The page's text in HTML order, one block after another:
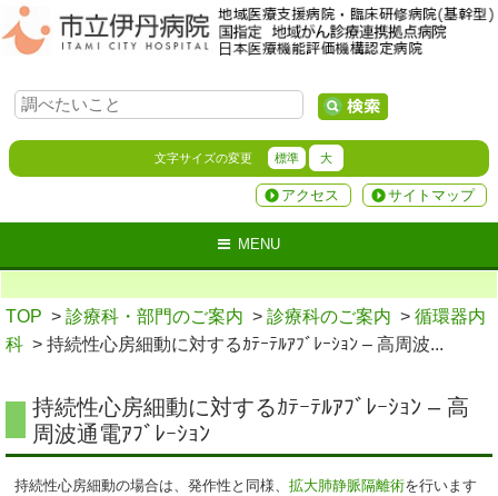
文字サイズの変更 標準 大
サイトマップ
アクセス
MENU
TOP > 診療科・部門のご案内 > 診療科のご案内 > 循環器内
科 > 持続性心房細動に対するｶﾃｰﾃﾙｱﾌﾞﾚｰｼｮﾝ – 高周波...
持続性心房細動に対するｶﾃｰﾃﾙｱﾌﾞﾚｰｼｮﾝ – 高
周波通電ｱﾌﾞﾚｰｼｮﾝ
持続性心房細動の場合は、発作性と同様、 拡大肺静脈隔離術を行います